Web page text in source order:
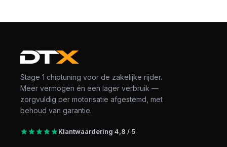
Stage 1 chiptuning voor de zakelijke rijder.
Meer vermogen én een lager verbruik —
zorgvuldig per motorisatie afgestemd, met
behoud van garantie.
Klantwaardering 4,8 / 5